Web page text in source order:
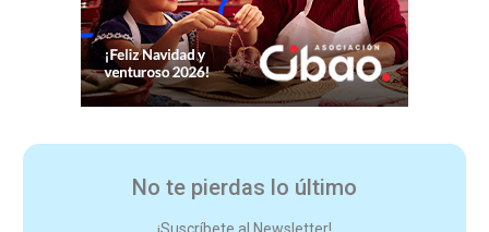
No te pierdas lo último